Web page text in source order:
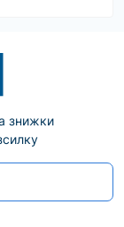
знижки